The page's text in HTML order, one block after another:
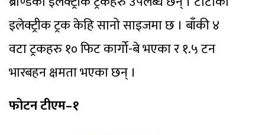
इलेक्ट्रीक ट्रक केहि सानो साइजमा छ । बाँकी ४
वटा ट्रकहरु १० फिट कार्गो-बे भएका र १.५ टन
भारबहन क्षमता भएका छन् ।
फोटन टीएम–१